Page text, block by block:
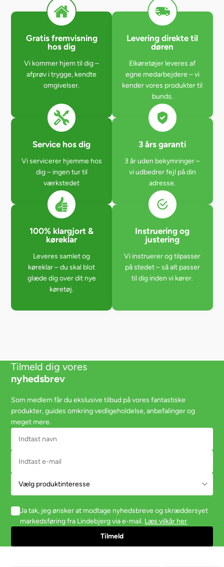
Gratis fremvisning
hos dig
Vi kommer hjem til dig –
afprøv i trygge, kendte
omgivelser.
Levering direkte til
døren
Elkøretøjer leveres af
egne medarbejdere – vi
kender vores produkter til
bunds.
Service hos dig
Vi servicerer hjemme hos
dig – ingen tur til
værkstedet
3 års garanti
3 år uden bekymringer –
vi udbedrer fejl på din
adresse.
100% klargjort &
køreklar
Leveres samlet og
køreklar – du skal blot
glæde dig over dit nye
køretøj.
Instruering og
justering
Vi instruerer og tilpasser
på stedet – så alt passer
til dig inden vi kører.
Tilmeld dig vores
nyhedsbrev
Som medlem får du ekslusive tilbud på vores fantastiske
produkter, guides omkring vedligeholdelse, anbefalinger og
meget mere.
Ja tak, jeg ønsker at modtage nyhedsbreve og skræddersyet
markedsføring fra Lindebjerg via e-mail. Læs vilkår her